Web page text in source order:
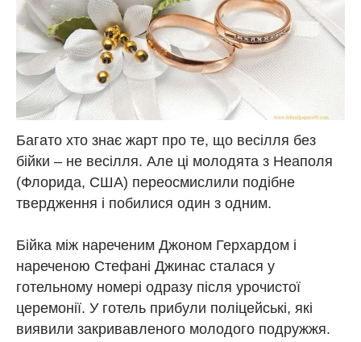
Багато хто знає жарт про те, що весілля без
бійки – не весілля. Але ці молодята з Неаполя
(Флорида, США) переосмислили подібне
твердження і побилися один з одним.
Бійка між нареченим Джоном Герхардом і
нареченою Стефані Джинас сталася у
готельному номері одразу після урочистої
церемонії. У готель прибули поліцейські, які
виявили закривавленого молодого подружжя.